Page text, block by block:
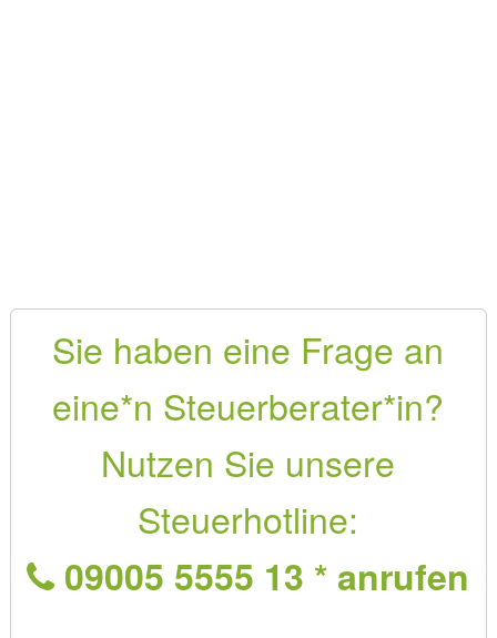
Sie haben eine Frage an
eine*n Steuerberater*in?
Nutzen Sie unsere
Steuerhotline:
09005 5555 13 * anrufen